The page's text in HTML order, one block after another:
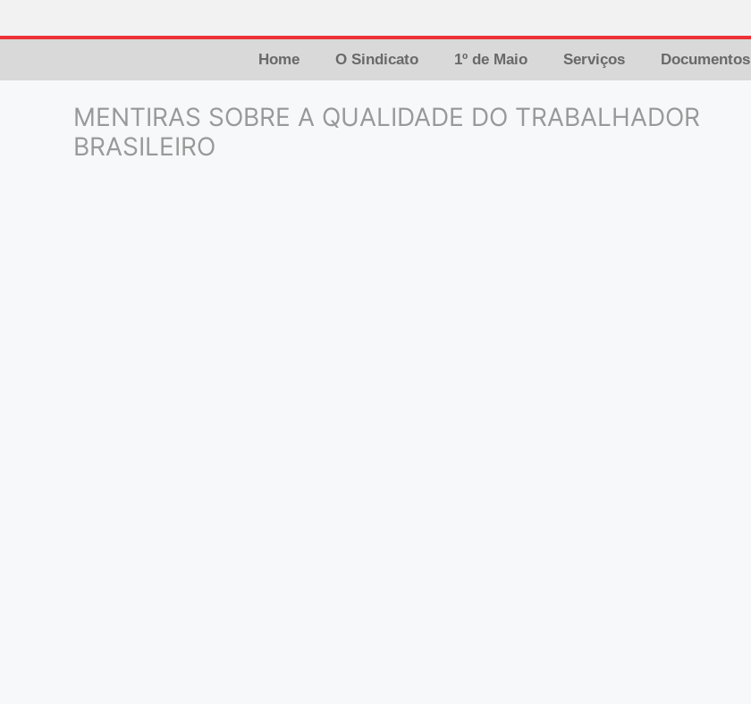
Home O Sindicato 1º de Maio Serviços Documentos
MENTIRAS SOBRE A QUALIDADE DO TRABALHADOR
BRASILEIRO